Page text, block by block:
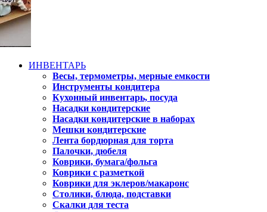
ИНВЕНТАРЬ
Весы, термометры, мерные емкости
Инструменты кондитера
Кухонный инвентарь, посуда
Насадки кондитерские
Насадки кондитерские в наборах
Мешки кондитерские
Лента бордюрная для торта
Палочки, дюбеля
Коврики, бумага/фольга
Коврики с разметкой
Коврики для эклеров/макаронс
Столики, блюда, подставки
Скалки для теста